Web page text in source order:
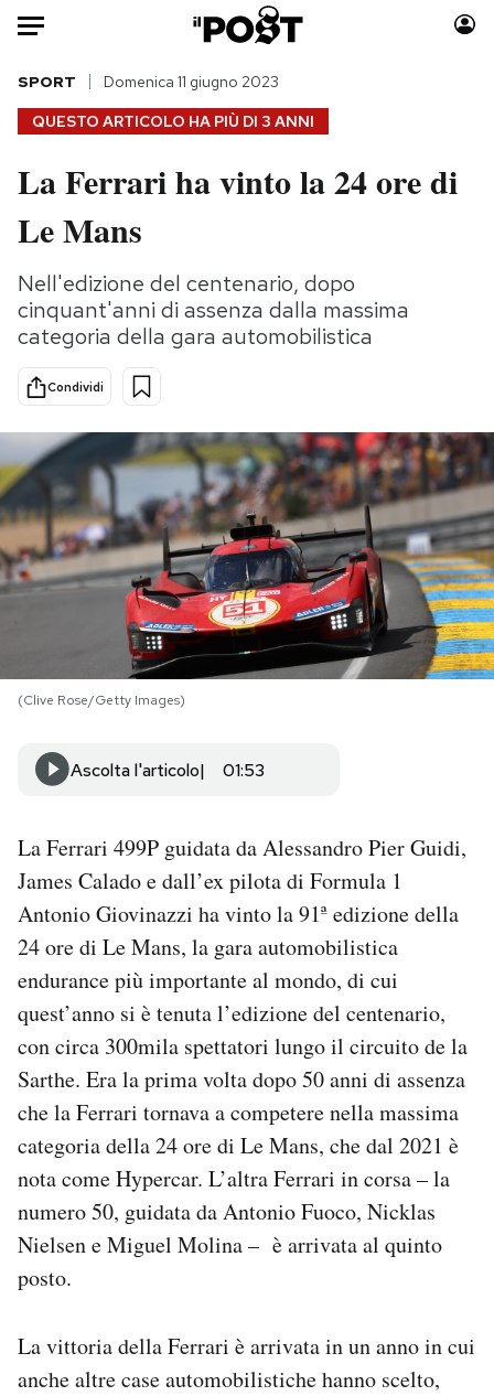
Auto
HOME
Italia
Politica
Tecnologia
Internet
Scienza
Cultura
Economia
Sport
Moda
Storie/Idee
Ok Boomer!
Media
Mondiali calcio 2026
PODCAST
NEWSLETTER
I MIEI PREFERITI
SHOP
Area Personale
Newsletter
Notifiche mobile
Hai bisogno di aiuto?
Esci
QUESTO ARTICOLO HA PIÙ DI 3 ANNI
SPORT Domenica 11 giugno 2023
La Ferrari ha vinto la 24 ore di
Le Mans
Nell'edizione del centenario, dopo
cinquant'anni di assenza dalla massima
categoria della gara automobilistica
Condividi
(Clive Rose/Getty Images)
Ascolta l'articolo 01:53
La Ferrari 499P guidata da Alessandro Pier Guidi,
James Calado e dall’ex pilota di Formula 1
Antonio Giovinazzi ha vinto la 91ª edizione della
24 ore di Le Mans, la gara automobilistica
endurance più importante al mondo, di cui
quest’anno si è tenuta l’edizione del centenario,
con circa 300mila spettatori lungo il circuito de la
Sarthe. Era la prima volta dopo 50 anni di assenza
che la Ferrari tornava a competere nella massima
categoria della 24 ore di Le Mans, che dal 2021 è
nota come Hypercar. L’altra Ferrari in corsa – la
numero 50, guidata da Antonio Fuoco, Nicklas
Nielsen e Miguel Molina – è arrivata al quinto
posto.
La vittoria della Ferrari è arrivata in un anno in cui
anche altre case automobilistiche hanno scelto,